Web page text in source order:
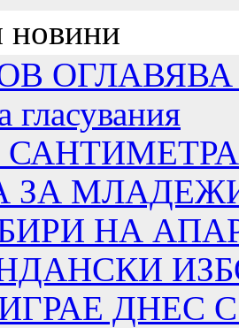
новини
гласувания
ЗА
НА
ДНЕС